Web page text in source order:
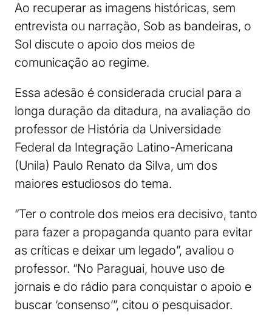
Ao recuperar as imagens históricas, sem
entrevista ou narração, Sob as bandeiras, o
Sol discute o apoio dos meios de
comunicação ao regime.
Essa adesão é considerada crucial para a
longa duração da ditadura, na avaliação do
professor de História da Universidade
Federal da Integração Latino-Americana
(Unila) Paulo Renato da Silva, um dos
maiores estudiosos do tema.
“Ter o controle dos meios era decisivo, tanto
para fazer a propaganda quanto para evitar
as críticas e deixar um legado”, avaliou o
professor. “No Paraguai, houve uso de
jornais e do rádio para conquistar o apoio e
buscar ‘consenso’”, citou o pesquisador.